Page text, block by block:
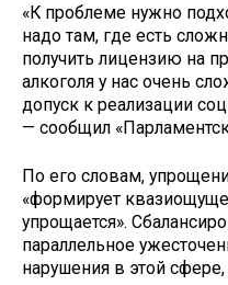
«К проблеме нужно
надо там, где есть
получить лицензию на
алкоголя у нас очень
допуск к реализации
— сообщил
По его словам,
«формирует
упрощается».
параллельное
нарушения в этой сфере,